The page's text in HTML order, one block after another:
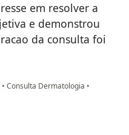
em resolver a
e demonstrou
da consulta foi
• Consulta Dermatologia •